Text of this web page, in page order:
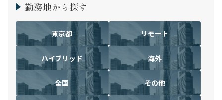
勤務地から探す
東京都 リモート
ハイブリッド 海外
全国 その他